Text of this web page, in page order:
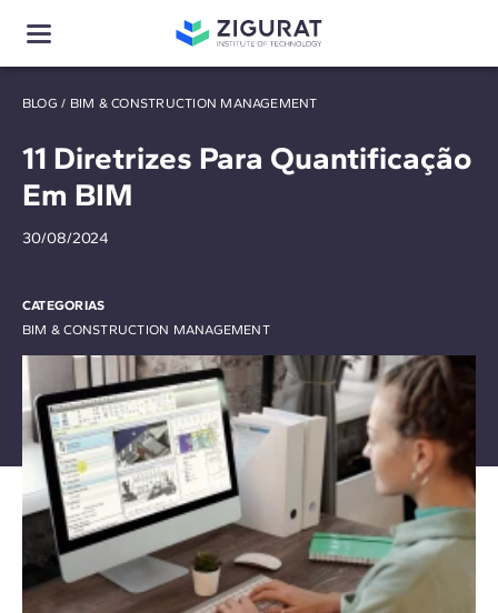
BLOG / BIM & CONSTRUCTION MANAGEMENT
11 Diretrizes Para Quantificação
Em BIM
30/08/2024
CATEGORIAS
BIM & CONSTRUCTION MANAGEMENT